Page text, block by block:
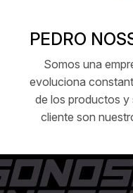
PEDRO
Somos una
evoluciona
de los productos y
cliente son